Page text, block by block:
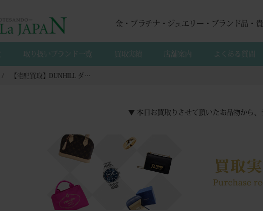
金・プラチナ・ジュエリー・ブランド品・
取り扱いブランド一覧 買取実績 店舗案内 よくある質間
【宅配買取】DUNHILL ダンヒル シルバー ガスライターの買取
▼ 本日お買取りさせて頂いたお品物から